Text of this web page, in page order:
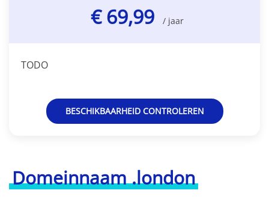
Domeinnaam .london
€ 69,99 / jaar
TODO
BESCHIKBAARHEID CONTROLEREN